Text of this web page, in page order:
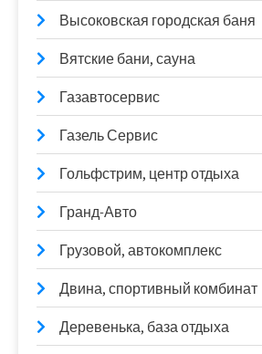
Высоковская городская баня
Вятские бани, сауна
Газавтосервис
Газель Сервис
Гольфстрим, центр отдыха
Гранд-Авто
Грузовой, автокомплекс
Двина, спортивный комбинат
Деревенька, база отдыха